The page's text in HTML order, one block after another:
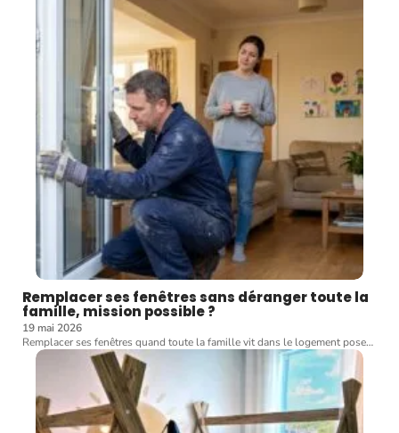
Remplacer ses fenêtres sans déranger toute la
famille, mission possible ?
19 mai 2026
Remplacer ses fenêtres quand toute la famille vit dans le logement pose…